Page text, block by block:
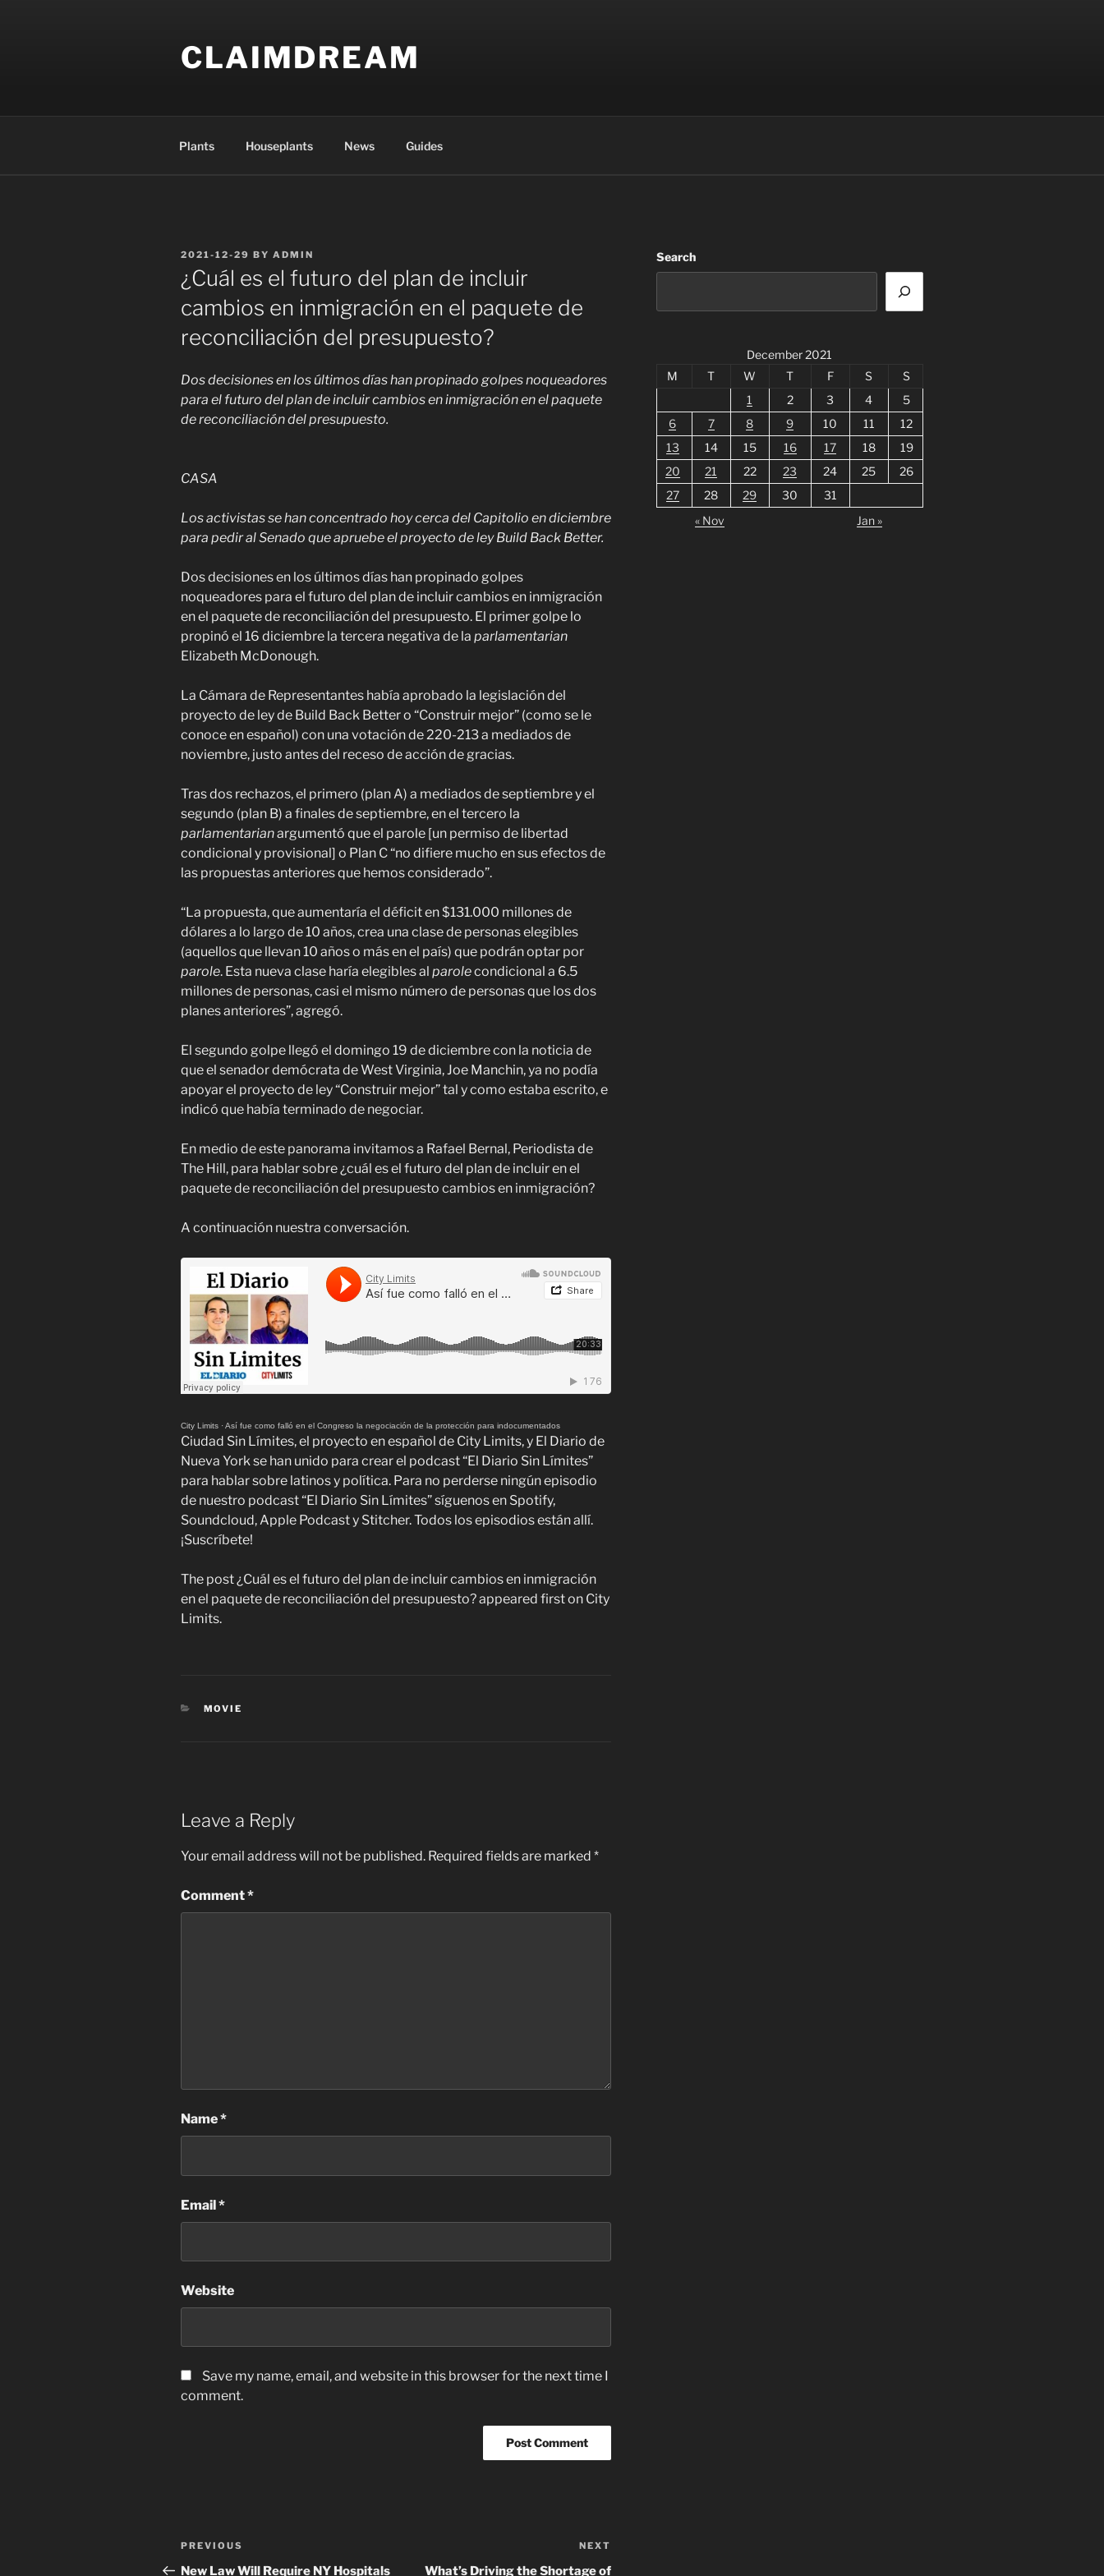
CLAIMDREAM
Plants Houseplants News Guides
POSTED
2021-12-29 BY ADMIN
¿Cuál es el futuro del plan de incluir
cambios en inmigración en el paquete de
reconciliación del presupuesto?
Dos decisiones en los últimos días han propinado golpes noqueadores
para el futuro del plan de incluir cambios en inmigración en el paquete
de reconciliación del presupuesto.
CASA
Los activistas se han concentrado hoy cerca del Capitolio en diciembre
para pedir al Senado que apruebe el proyecto de ley Build Back Better.
Dos decisiones en los últimos días han propinado golpes
noqueadores para el futuro del plan de incluir cambios en inmigración
en el paquete de reconciliación del presupuesto. El primer golpe lo
propinó el 16 diciembre la tercera negativa de la parlamentarian
Elizabeth McDonough.
La Cámara de Representantes había aprobado la legislación del
proyecto de ley de Build Back Better o “Construir mejor” (como se le
conoce en español) con una votación de 220-213 a mediados de
noviembre, justo antes del receso de acción de gracias.
Tras dos rechazos, el primero (plan A) a mediados de septiembre y el
segundo (plan B) a finales de septiembre, en el tercero la
parlamentarianargumentó que el parole [un permiso de libertad
condicional y provisional] o Plan C “no difiere mucho en sus efectos de
las propuestas anteriores que hemos considerado”.
“La propuesta, que aumentaría el déficit en $131.000 millones de
dólares a lo largo de 10 años, crea una clase de personas elegibles
(aquellos que llevan 10 años o más en el país) que podrán optar por
parole. Esta nueva clase haría elegibles al parolecondicional a 6.5
millones de personas, casi el mismo número de personas que los dos
planes anteriores”, agregó.
El segundo golpe llegó el domingo 19 de diciembre con la noticia de
que el senador demócrata de West Virginia, Joe Manchin, ya no podía
apoyar el proyecto de ley “Construir mejor” tal y como estaba escrito, e
indicó que había terminado de negociar.
En medio de este panorama invitamos a Rafael Bernal, Periodista de
The Hill, para hablar sobre ¿cuál es el futuro del plan de incluir en el
paquete de reconciliación del presupuesto cambios en inmigración?
A continuación nuestra conversación.
City Limits · Así fue como falló en el Congreso la negociación de la protección para indocumentados
Ciudad Sin Límites, el proyecto en español de City Limits, y El Diario de
Nueva York se han unido para crear el podcast “El Diario Sin Límites”
para hablar sobre latinos y política. Para no perderse ningún episodio
de nuestro podcast “El Diario Sin Límites” síguenos en Spotify,
Soundcloud, Apple Podcast y Stitcher. Todos los episodios están allí.
¡Suscríbete!
The post ¿Cuál es el futuro del plan de incluir cambios en inmigración
en el paquete de reconciliación del presupuesto? appeared first on City
Limits.
CATEGORIES
MOVIE
Leave a Reply
Your email address will not be published. Required fields are marked *
Comment*
Name*
Email*
Website
Save my name, email, and website in this browser for the next time I
comment.
Post
navigation
Previous
Post
PREVIOUS
New Law Will Require NY Hospitals
Post
NEXT
What’s Driving the Shortage of
Search
December 2021
M
T W T F S
S
1
2 3 4
5
6
7 8 9 10 11
12
13
14 15 16 17 18
19
20
21 22 23 24 25
26
27
28 29 30
31
« Nov
Jan »